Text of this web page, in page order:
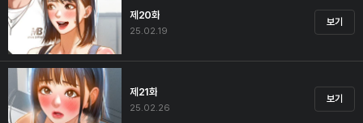
제20화
25.02.19
보기
제21화
25.02.26
보기